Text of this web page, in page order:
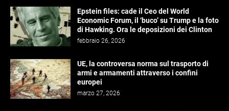
Epstein files: cade il Ceo del World
Economic Forum, il ‘buco’ su Trump e la foto
di Hawking. Ora le deposizioni dei Clinton
febbraio 26, 2026
UE, la controversa norma sul trasporto di
armi e armamenti attraverso i confini
europei
marzo 27, 2026